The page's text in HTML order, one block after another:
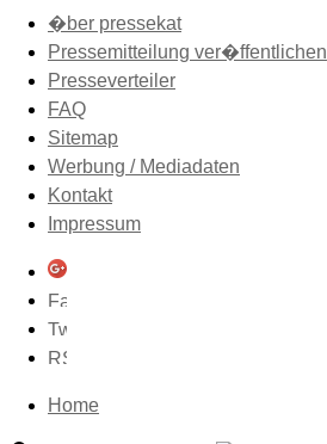
�ber pressekat
Pressemitteilung ver�ffentlichen
Presseverteiler
FAQ
Sitemap
Werbung / Mediadaten
Kontakt
Impressum
Home